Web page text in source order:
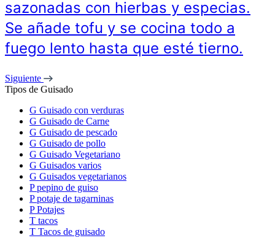
sazonadas con hierbas y especias.
Se añade tofu y se cocina todo a
fuego lento hasta que esté tierno.
Siguiente
Tipos de Guisado
G Guisado con verduras
G Guisado de Carne
G Guisado de pescado
G Guisado de pollo
G Guisado Vegetariano
G Guisados varios
G Guisados vegetarianos
P pepino de guiso
P potaje de tagarninas
P Potajes
T tacos
T Tacos de guisado